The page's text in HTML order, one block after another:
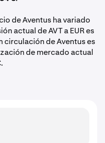
de Aventus ha variado
actual de AVT a EUR es
circulación de Aventus es
de mercado actual
.